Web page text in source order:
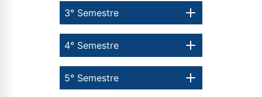
5° Semestre
4° Semestre
3° Semestre